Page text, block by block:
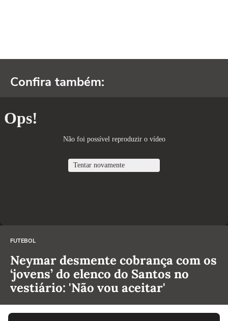
Confira também:
FUTEBOL
Neymar desmente cobrança com os
‘jovens’ do elenco do Santos no
vestiário: 'Não vou aceitar'